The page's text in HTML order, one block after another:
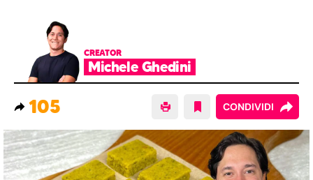
CREATOR
Michele Ghedini
105 CONDIVIDI